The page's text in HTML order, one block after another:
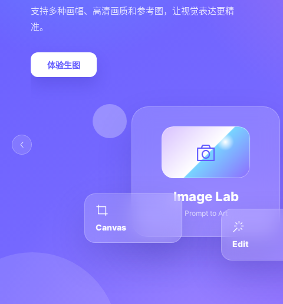
支持多种画幅、高清画质和参考图，让视觉表达更精
准。
体验生图
Image Lab
Prompt to Art
Edit
Canvas